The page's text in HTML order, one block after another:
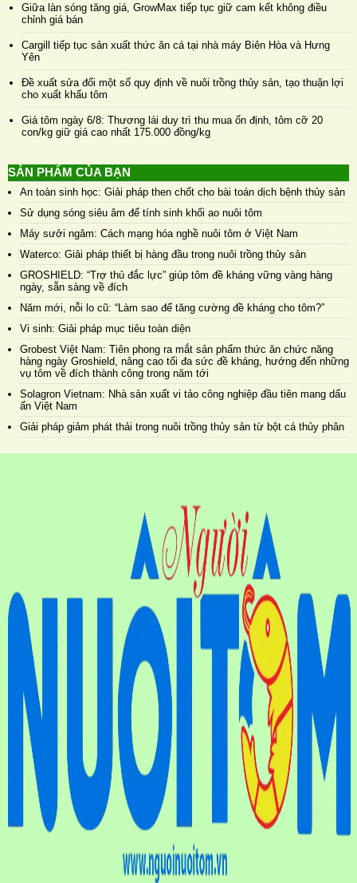
Giữa làn sóng tăng giá, GrowMax tiếp tục giữ cam kết không điều
chỉnh giá bán
Cargill tiếp tục sản xuất thức ăn cá tại nhà máy Biên Hòa và Hưng
Yên
Đề xuất sửa đổi một số quy định về nuôi trồng thủy sản, tạo thuận lợi
cho xuất khẩu tôm
Giá tôm ngày 6/8: Thương lái duy trì thu mua ổn định, tôm cỡ 20
con/kg giữ giá cao nhất 175.000 đồng/kg
SẢN PHẨM CỦA BẠN
An toàn sinh học: Giải pháp then chốt cho bài toán dịch bệnh thủy sản
Sử dụng sóng siêu âm để tính sinh khối ao nuôi tôm
Máy sưởi ngâm: Cách mạng hóa nghề nuôi tôm ở Việt Nam
Waterco: Giải pháp thiết bị hàng đầu trong nuôi trồng thủy sản
GROSHIELD: “Trợ thủ đắc lực” giúp tôm đề kháng vững vàng hàng
ngày, sẵn sàng về đích
Năm mới, nỗi lo cũ: “Làm sao để tăng cường đề kháng cho tôm?”
Vi sinh: Giải pháp mục tiêu toàn diện
Grobest Việt Nam: Tiên phong ra mắt sản phẩm thức ăn chức năng
hàng ngày Groshield, nâng cao tối đa sức đề kháng, hướng đến những
vụ tôm về đích thành công trong năm tới
Solagron Vietnam: Nhà sản xuất vi tảo công nghiệp đầu tiên mang dấu
ấn Việt Nam
Giải pháp giảm phát thải trong nuôi trồng thủy sản từ bột cá thủy phân